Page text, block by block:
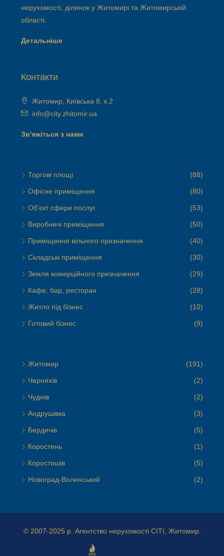
нерухомості, ділянок у Житомирі та Житомирській
області.
Детальніше
Контакти
Житомир, Київська 8, к.2
info@city.zhitomir.ua
Зв'яжіться з нами
Торгові площі (88)
Офісне приміщення (80)
Об'єкт сфери послуг (53)
Виробничі приміщення (50)
Приміщення вільного призначення (40)
Складські приміщення (30)
Земля комерційного призначення (29)
Кафе, бар, ресторан (28)
Житло під бізнес (10)
Готовий бізнес (9)
Житомир (191)
Черняхів (2)
Чуднів (2)
Андрушівка (3)
Бердичів (5)
Коростень (1)
Коростишів (5)
Новоград-Волинський (2)
© 2007-2025 р. Агентство нерухомості СІТІ, Житомир.